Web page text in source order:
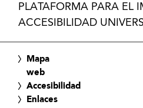
PLATAFORMA PARA EL
ACCESIBILIDAD
Mapa
web
Accesibilidad
Enlaces